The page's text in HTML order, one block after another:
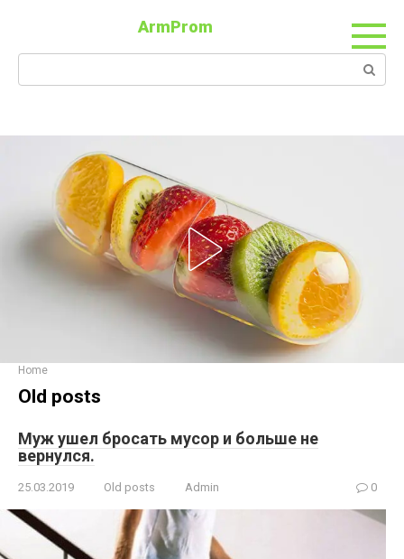
ArmProm
Home
Old posts
Муж ушел бросать мусор и больше не
вернулся.
25.03.2019 Old posts Admin 0